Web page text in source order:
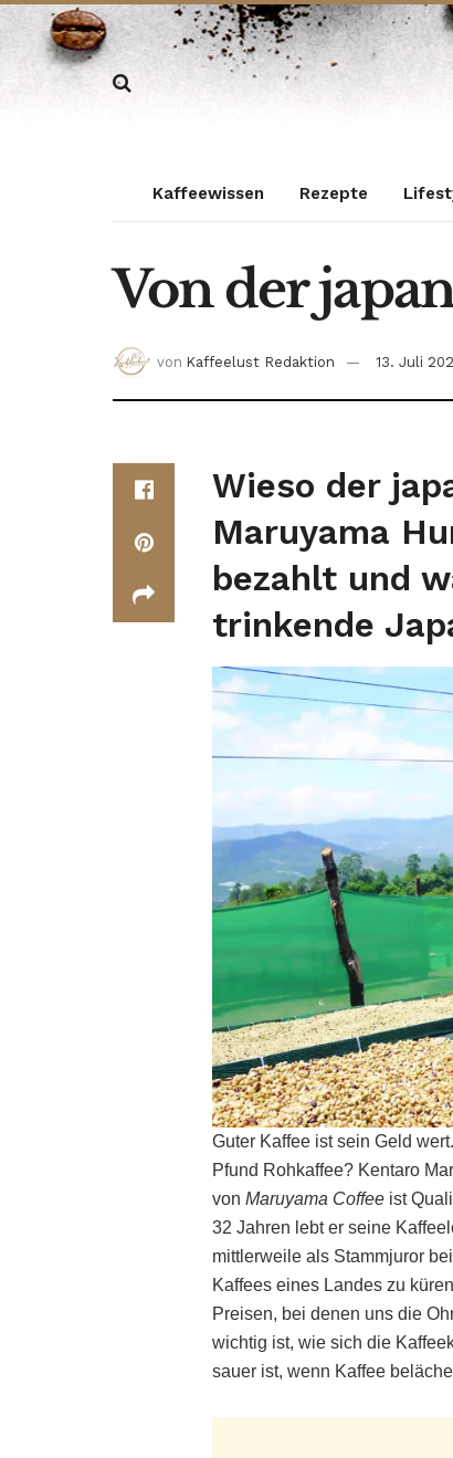
Kaffeewissen Rezepte
Von der
von Kaffeelust Redaktion 13. Juli
Wieso der
Maruyama
bezahlt und
trinkende
Guter Kaffee ist sein Geld
Pfund Rohkaffee? Kentaro
von Maruyama Coffee ist
32 Jahren lebt er seine
mittlerweile als Stammjuror
Kaffees eines Landes zu
Preisen, bei denen uns die
wichtig ist, wie sich die
sauer ist, wenn Kaffee